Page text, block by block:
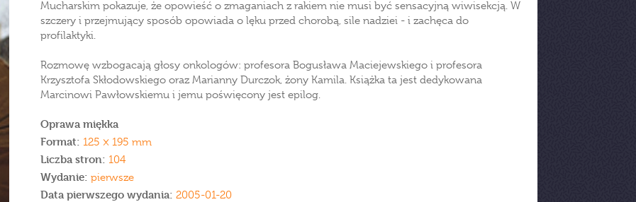
Mucharskim pokazuje, że opowieść o zmaganiach z rakiem nie musi być sensacyjną wiwisekcją. W
szczery i przejmujący sposób opowiada o lęku przed chorobą, sile nadziei - i zachęca do
profilaktyki.
Rozmowę wzbogacają głosy onkologów: profesora Bogusława Maciejewskiego i profesora
Krzysztofa Skłodowskiego oraz Marianny Durczok, żony Kamila. Książka ta jest dedykowana
Marcinowi Pawłowskiemu i jemu poświęcony jest epilog.
Oprawa miękka
Format: 125 × 195 mm
Liczba stron: 104
Wydanie: pierwsze
Data pierwszego wydania: 2005-01-20